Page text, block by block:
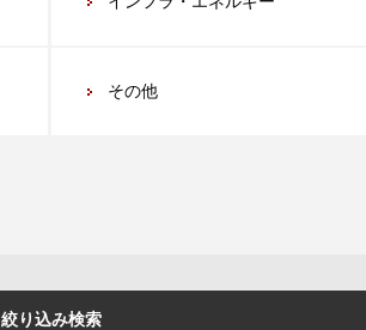
その他
絞り込み検索